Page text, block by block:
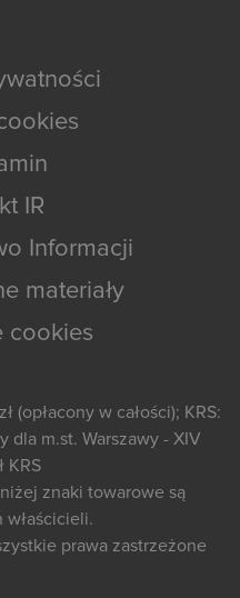
IR
Informacji
materiały
cookies
(opłacony w całości); KRS:
m.st. Warszawy - XIV
KRS
znaki towarowe są
właścicieli.
prawa zastrzeżone